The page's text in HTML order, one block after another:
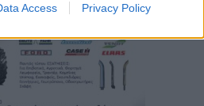
Access Privacy Policy